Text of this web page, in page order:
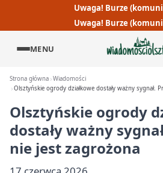
Uwaga! Burze
Uwaga! Burze
MENU
Strona główna Wiadomości
Olsztyńskie ogrody działkowe dostały ważny sygnał.
Olsztyńskie ogrody
dostały ważny
nie jest zagrożona